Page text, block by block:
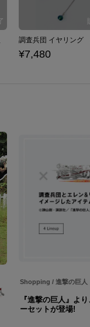
¥7,480
Shopping / 進撃の巨人
『進撃の巨人』よ
ーセットが登場!